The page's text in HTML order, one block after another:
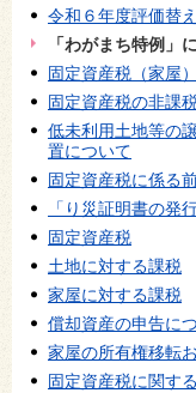
令和６年度評価替
「わがまち特例」
固定資産税（家屋
固定資産税の非課
低未利用土地等の
置について
固定資産税に係る
「り災証明書の発
固定資産税
土地に対する課税
家屋に対する課税
償却資産の申告に
家屋の所有権移転
固定資産税に関す